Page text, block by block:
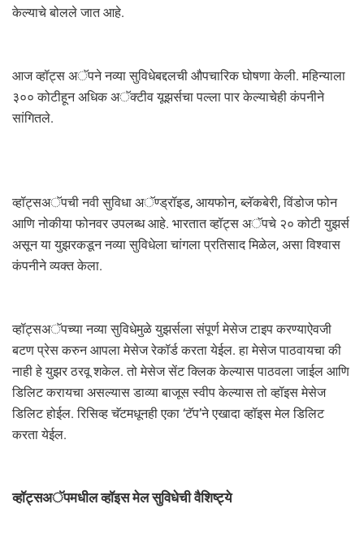
केल्याचे बोलले जात आहे.
आज व्हॉट्स अॅपने नव्या सुविधेबद्दलची औपचारिक घोषणा केली. महिन्याला
३०० कोटीहून अधिक अॅक्टीव यूझर्सचा पल्ला पार केल्याचेही कंपनीने
सांगितले.
व्हॉट्सअॅपची नवी सुविधा अॅण्ड्रॉइड, आयफोन, ब्लॅकबेरी, विंडोज फोन
आणि नोकीया फोनवर उपलब्ध आहे. भारतात व्हॉट्स अॅपचे २० कोटी युझर्स
असून या युझरकडून नव्या सुविधेला चांगला प्रतिसाद मिळेल, असा विश्वास
कंपनीने व्यक्त केला.
व्हॉट्सअॅपच्या नव्या सुविधेमुळे युझर्सला संपूर्ण मेसेज टाइप करण्याऐवजी
बटण प्रेस करुन आपला मेसेज रेकॉर्ड करता येईल. हा मेसेज पाठवायचा की
नाही हे युझर ठरवू शकेल. तो मेसेज सेंट क्लिक केल्यास पाठवला जाईल आणि
डिलिट करायचा असल्यास डाव्या बाजूस स्वीप केल्यास तो व्हॉइस मेसेज
डिलिट होईल. रिसिव्ह चॅटमधूनही एका ‘टॅप’ने एखादा व्हॉइस मेल डिलिट
करता येईल.
व्हॉट्सअॅपमधील व्हॉइस मेल सुविधेची वैशिष्ट्ये